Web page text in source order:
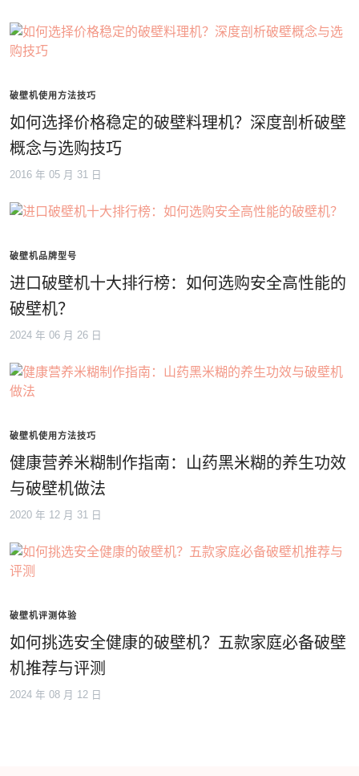
破壁机使用方法技巧
如何选择价格稳定的破壁料理机？深度剖析破壁
概念与选购技巧
2016 年 05 月 31 日
破壁机品牌型号
进口破壁机十大排行榜：如何选购安全高性能的
破壁机？
2024 年 06 月 26 日
破壁机使用方法技巧
健康营养米糊制作指南：山药黑米糊的养生功效
与破壁机做法
2020 年 12 月 31 日
破壁机评测体验
如何挑选安全健康的破壁机？五款家庭必备破壁
机推荐与评测
2024 年 08 月 12 日